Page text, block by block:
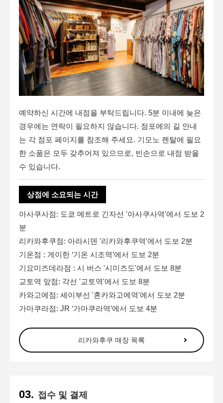
예약하신 시간에 내점을 부탁드립니다. 5분 이내에 늦은
경우에는 연락이 필요하지 않습니다. 점포에의 길 안내
는 각 점포 페이지를 참조해 주세요. 기모노 렌탈에 필요
한 소품은 모두 갖추어져 있으므로, 빈손으로 내점 받을
수 있습니다.
상점에 소요되는 시간
아사쿠사점: 도쿄 메트로 긴자선 '아사쿠사역'에서 도보 2
분
리카와후쿠점: 아라시덴 '리카와후쿠역'에서 도보 2분
기온점 : 게이한 ‘기온 시조역’에서 도보 2분
기요미즈데라점 : 시 버스 '시미즈도'에서 도보 8분
교토역 앞점: 각선 '교토역'에서 도보 8분
카와고에점: 세이부선 '혼카와고에역'에서 도보 2분
가마쿠라점: JR ‘가마쿠라역’에서 도보 4분
리카와후쿠 매장 목록
접수 및 결제